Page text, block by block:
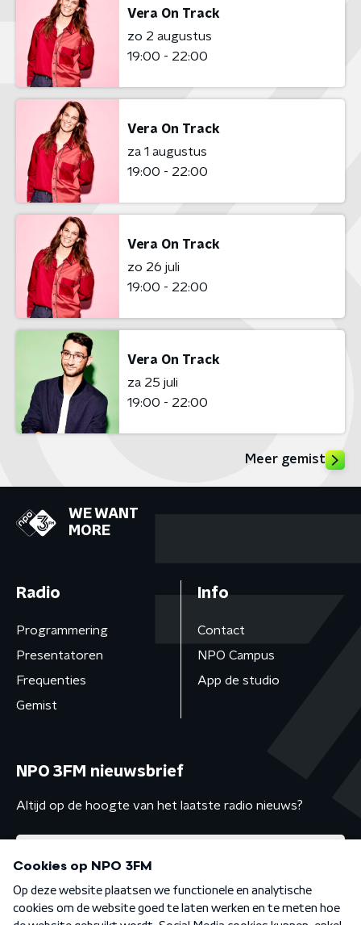
Vera On Track
zo 2 augustus
19:00 - 22:00
Vera On Track
za 1 augustus
19:00 - 22:00
Vera On Track
zo 26 juli
19:00 - 22:00
Vera On Track
za 25 juli
19:00 - 22:00
Meer gemist
WE WANT
MORE
Radio
Programmering
Presentatoren
Frequenties
Gemist
Info
Contact
NPO Campus
App de studio
NPO 3FM nieuwsbrief
Altijd op de hoogte van het laatste radio nieuws?